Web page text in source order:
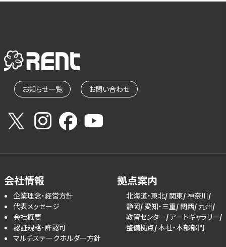
お知らせ一覧 お問い合わせ
会社情報
企業理念・経営方針
代表メッセージ
会社概要
認証規格・許認可
マルチステークホルダー方針
拠点案内
北海道・東北 関東 神奈川
静岡 愛知・三重 関西 九州
教習センター アートギャラリー
整備拠点 本社・本部部門